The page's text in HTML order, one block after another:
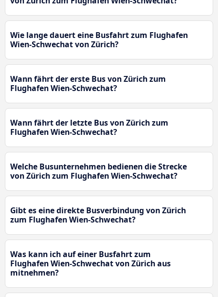
Wie lange dauert eine Busfahrt zum Flughafen
Wien-Schwechat von Zürich?
Wann fährt der erste Bus von Zürich zum
Flughafen Wien-Schwechat?
Wann fährt der letzte Bus von Zürich zum
Flughafen Wien-Schwechat?
Welche Busunternehmen bedienen die Strecke
von Zürich zum Flughafen Wien-Schwechat?
Gibt es eine direkte Busverbindung von Zürich
zum Flughafen Wien-Schwechat?
Was kann ich auf einer Busfahrt zum
Flughafen Wien-Schwechat von Zürich aus
mitnehmen?